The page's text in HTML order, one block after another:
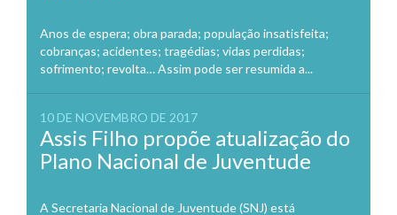
Anos de espera; obra parada; população insatisfeita;
cobranças; acidentes; tragédias; vidas perdidas;
sofrimento; revolta… Assim pode ser resumida a...
10 DE NOVEMBRO DE 2017
Assis Filho propõe atualização do
Plano Nacional de Juventude
A Secretaria Nacional de Juventude (SNJ) está